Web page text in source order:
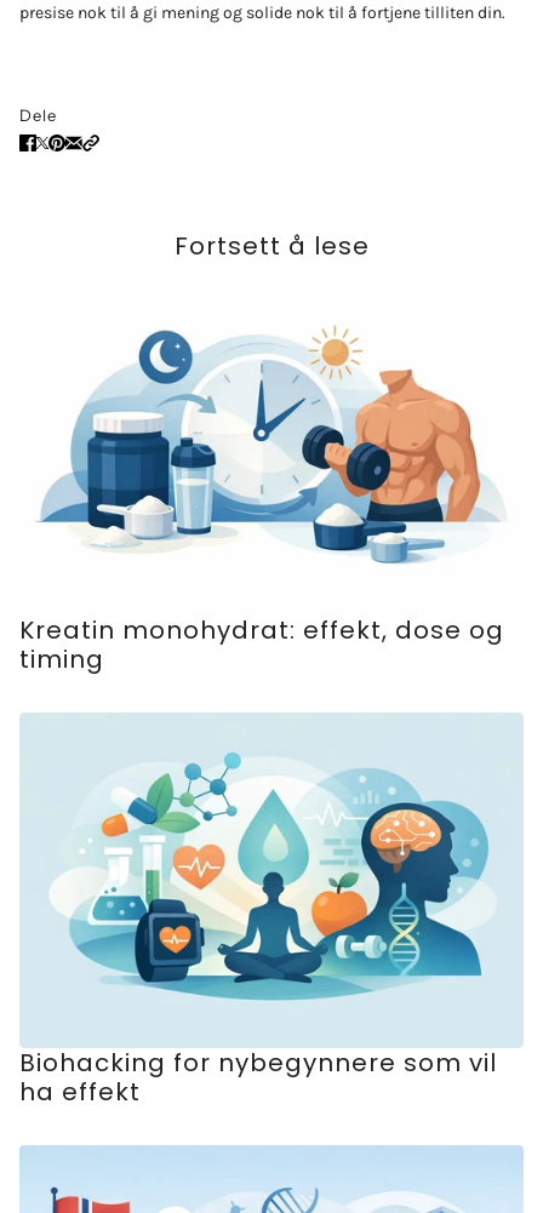
presise nok til å gi mening og solide nok til å fortjene tilliten din.
Dele
Fortsett å lese
Kreatin monohydrat: effekt, dose og
timing
Biohacking for nybegynnere som vil
ha effekt